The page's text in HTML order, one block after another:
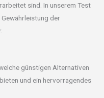
sind. In unserem Test
der
günstigen Alternativen
und ein hervorragendes